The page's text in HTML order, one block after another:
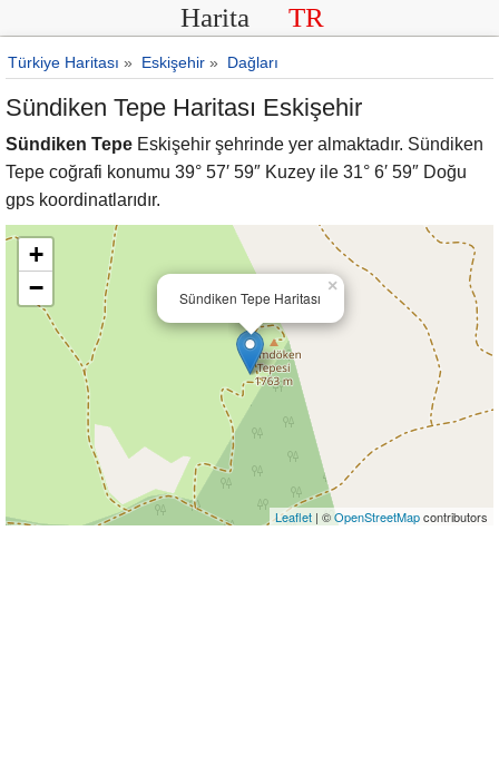
Harita TR
Türkiye Haritası » Eskişehir » Dağları
Sündiken Tepe Haritası Eskişehir
Sündiken Tepe Eskişehir şehrinde yer almaktadır. Sündiken
Tepe coğrafi konumu 39° 57′ 59″ Kuzey ile 31° 6′ 59″ Doğu
gps koordinatlarıdır.
Sündiken Tepe Haritası
×
+
−
Leaflet | ©OpenStreetMapcontributors